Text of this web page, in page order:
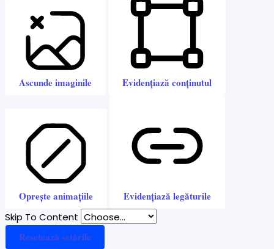
Ascunde imaginile Evidențiază conținutul
Oprește animațiile Evidențiază legăturile
Skip To Content
Resetează setările